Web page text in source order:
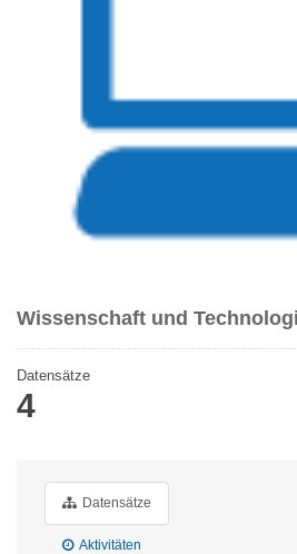
Wissenschaft und
Datensätze
4
Datensätze
Aktivitäten